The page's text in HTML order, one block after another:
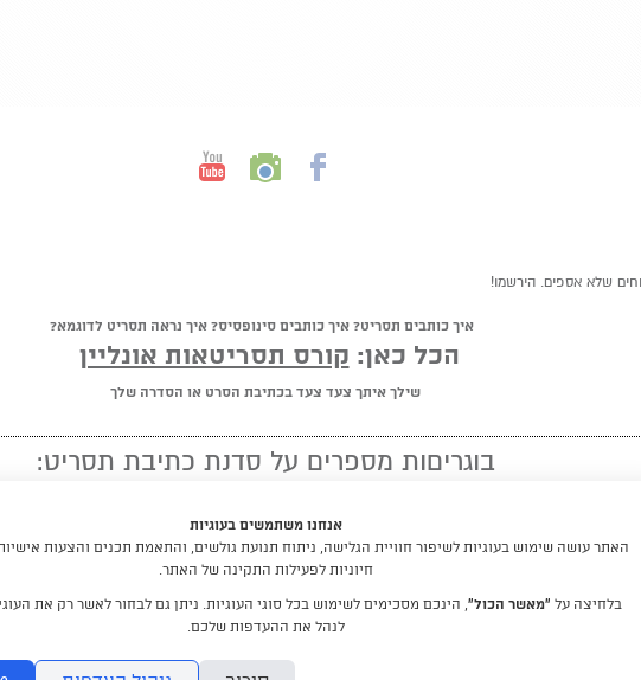
שלא אספים. הירשמו!
איך כותבים תסריט? איך כותבים סינופסיס? איך נראה תסריט לדוגמא?
הכל כאן: קורס תסריטאות אונליין
שילך איתך צעד צעד בכתיבת הסרט או הסדרה שלך
בוגריםות מספרים על סדנת כתיבת תסריט:
"מומלץ לכל מי שיש לו חלום לכתוב
לימודי תסריטאות וסטוריטלינג עם דניאלה דורון
אנחנו משתמשים בעוגיות
האתר עושה שימוש בעוגיות לשיפור חוויית הגלישה, ניתוח תנועת גולשים, והתאמת תכנים והצעות
חיוניות לפעילות התקינה של האתר.
בלחיצה על “מאשר הכול”, הינכם מסכימים לשימוש בכל סוגי העוגיות. ניתן גם לבחור לאשר רק את
לנהל את ההעדפות שלכם.